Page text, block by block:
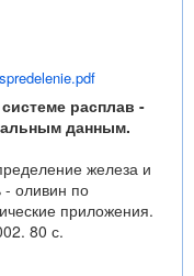
расплав -
данным.
железа и
- оливин по
приложения.
80 с.